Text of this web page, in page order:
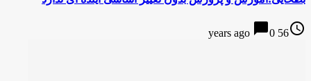
access_time
56 years ago
chat_bubble0